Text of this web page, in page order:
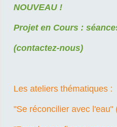
NOUVEAU !
Projet en Cours :
(contactez-nous)
Les ateliers thématiques :
"Se réconcilier avec l'eau"